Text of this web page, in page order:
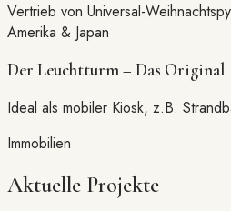
Vertrieb von Universal-
Amerika & Japan
Der Leuchtturm – Das Original
Ideal als mobiler Kiosk, z.B.
Immobilien
Aktuelle Projekte